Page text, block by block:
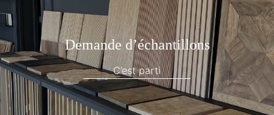
Demande d’échantillons
C’est parti